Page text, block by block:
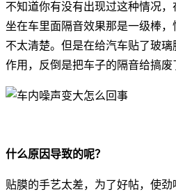
不知道你有没有出现过这种情况，
坐在车里面隔音效果那是一级棒
不太清楚。但是在给汽车贴了玻
作用，反倒是把车子的隔音给搞废
什么原因导致的呢？
贴膜的手艺太差，为了好帖，使